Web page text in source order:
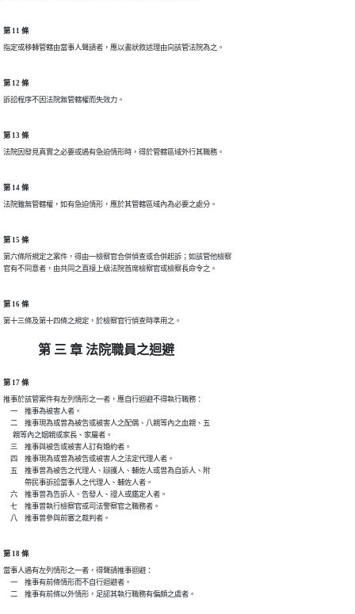
第 11 條
指定或移轉管轄由當事人聲請者，應以書狀敘述理由向該管法院為之。
第 12 條
訴訟程序不因法院無管轄權而失效力。
第 13 條
法院因發見真實之必要或遇有急迫情形時，得於管轄區域外行其職務。
第 14 條
法院雖無管轄權，如有急迫情形，應於其管轄區域內為必要之處分。
第 15 條
第六條所規定之案件，得由一檢察官合併偵查或合併起訴；如該管他檢察
官有不同意者，由共同之直接上級法院首席檢察官或檢察長命令之。
第 16 條
第十三條及第十四條之規定，於檢察官行偵查時準用之。
第 三 章 法院職員之迴避
第 17 條
推事於該管案件有左列情形之一者，應自行迴避不得執行職務：
一　推事為被害人者。
二　推事現為或曾為被告或被害人之配偶、八親等內之血親、五
      親等內之姻親或家長、家屬者。
三　推事與被告或被害人訂有婚約者。
四　推事現為或曾為被告或被害人之法定代理人者。
五　推事曾為被告之代理人、辯護人、輔佐人或曾為自訴人、附
帶民事訴訟當事人之代理人、輔佐人者。
六　推事曾為告訴人、告發人、證人或鑑定人者。
七　推事曾執行檢察官或司法警察官之職務者。
八　推事曾參與前審之裁判者。
第 18 條
當事人遇有左列情形之一者，得聲請推事迴避：
一　推事有前條情形而不自行迴避者。
二　推事有前條以外情形，足認其執行職務有偏頗之虞者。